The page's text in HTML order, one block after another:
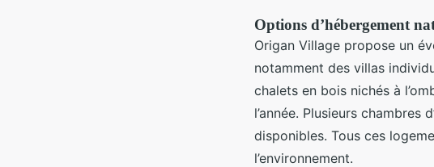
Options d’hébergement
Origan Village propose un
notamment des villas
chalets en bois nichés à
l’année. Plusieurs chambres
disponibles. Tous ces
l’environnement.